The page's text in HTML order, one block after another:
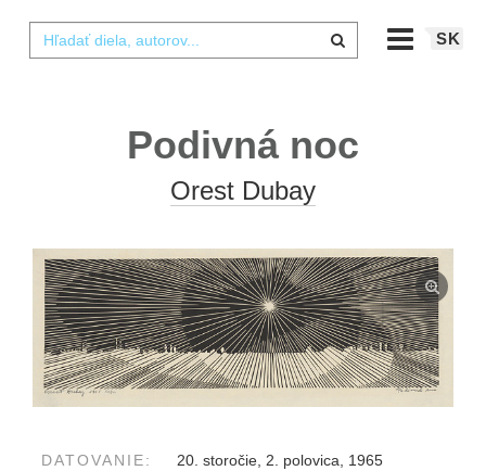
SK
Podivná noc
Orest Dubay
DATOVANIE: 20. storočie, 2. polovica, 1965